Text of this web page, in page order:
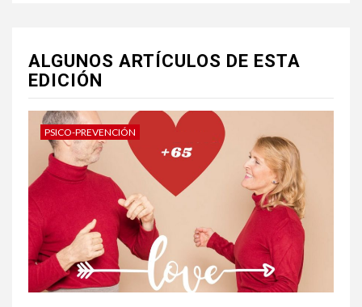
ALGUNOS ARTÍCULOS DE ESTA
EDICIÓN
PSICO-PREVENCIÓN